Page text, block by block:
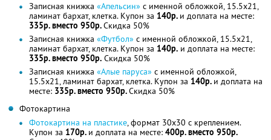
Записная книжка «Апельсин» с именной обложкой, 15.5x21,
ламинат бархат, клетка. Купон за 140р. и доплата на месте:
335р. вместо 950р.Скидка 50%
Записная книжка «Футбол» с именной обложкой, 15.5x21,
ламинат бархат, клетка. Купон за 140р. и доплата на месте:
335р. вместо 950р. Скидка 50%
Записная книжка «Алые паруса» с именной обложкой,
15.5x21, ламинат бархат, клетка. Купон за 140р. и доплата на
месте: 335р. вместо 950р.Скидка 50%
Фотокартина
Фотокартина на пластике, формат 30х30 с креплением.
Купон за 170р. и доплата на месте: 400р. вместо 950р.